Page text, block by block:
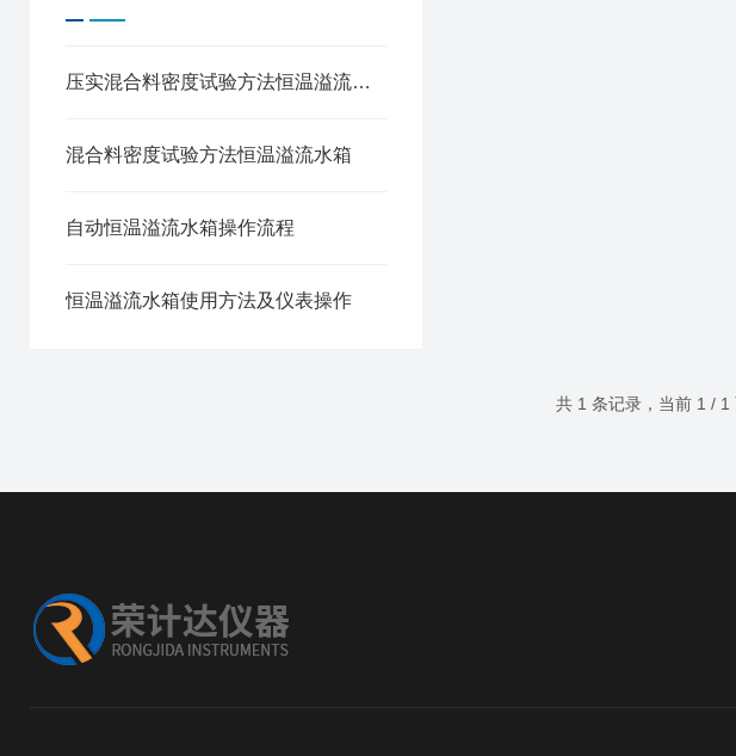
压实混合料密度试验方法恒温溢流水箱
混合料密度试验方法恒温溢流水箱
自动恒温溢流水箱操作流程
恒温溢流水箱使用方法及仪表操作
共 1 条记录，当前 1 /